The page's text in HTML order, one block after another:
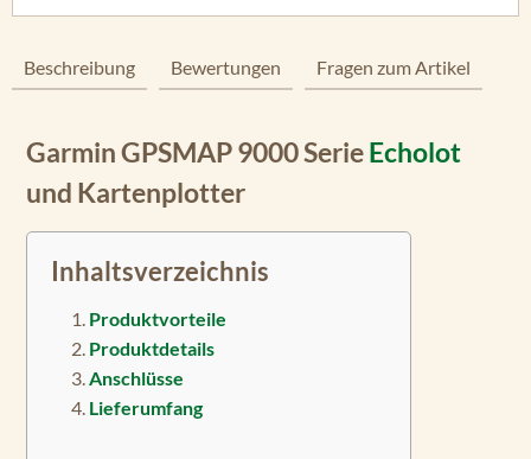
Beschreibung Bewertungen Fragen zum Artikel
Garmin GPSMAP 9000 SerieEcholot
und Kartenplotter
Inhaltsverzeichnis
Produktvorteile
Produktdetails
Anschlüsse
Lieferumfang